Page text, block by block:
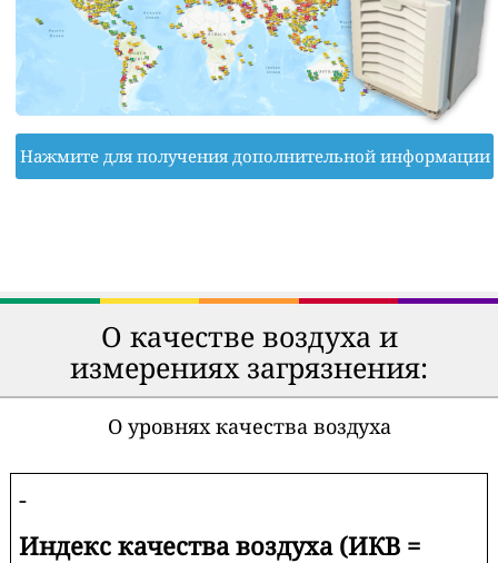
Нажмите для получения дополнительной информации
О качестве воздуха и
измерениях загрязнения:
О уровнях качества воздуха
-
Индекс качества воздуха (ИКВ =